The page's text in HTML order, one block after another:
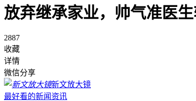
放弃继承家业，帅气准医
2887
收藏
详情
微信分享
新文放大镜
最好看的新闻资讯